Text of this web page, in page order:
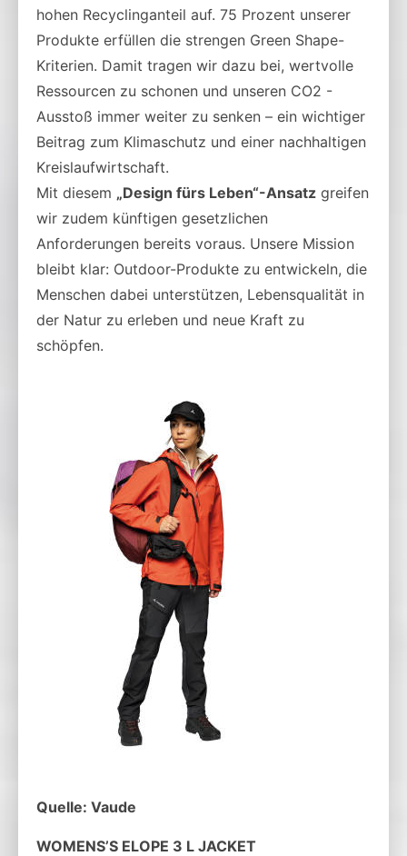
hohen Recyclinganteil auf. 75 Prozent unserer
Produkte erfüllen die strengen Green Shape-
Kriterien. Damit tragen wir dazu bei, wertvolle
Ressourcen zu schonen und unseren CO2 -
Ausstoß immer weiter zu senken – ein wichtiger
Beitrag zum Klimaschutz und einer nachhaltigen
Kreislaufwirtschaft.
Mit diesem „Design fürs Leben“-Ansatz greifen
wir zudem künftigen gesetzlichen
Anforderungen bereits voraus. Unsere Mission
bleibt klar: Outdoor-Produkte zu entwickeln, die
Menschen dabei unterstützen, Lebensqualität in
der Natur zu erleben und neue Kraft zu
schöpfen.
Quelle: Vaude
WOMENS’S ELOPE 3 L JACKET